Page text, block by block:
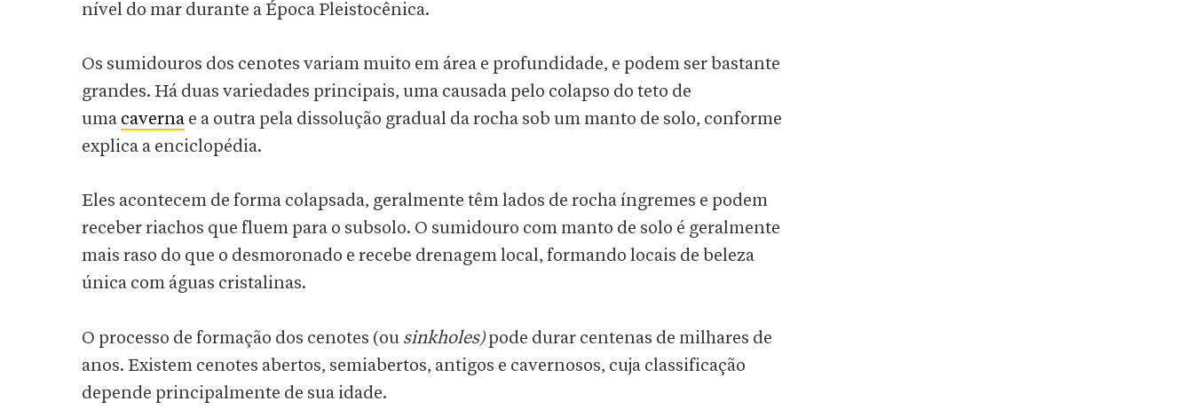
nível do mar durante a Época Pleistocênica.
Os sumidouros dos cenotes variam muito em área e profundidade, e podem ser bastante
grandes. Há duas variedades principais, uma causada pelo colapso do teto de
uma caverna e a outra pela dissolução gradual da rocha sob um manto de solo, conforme
explica a enciclopédia.
Eles acontecem de forma colapsada, geralmente têm lados de rocha íngremes e podem
receber riachos que fluem para o subsolo. O sumidouro com manto de solo é geralmente
mais raso do que o desmoronado e recebe drenagem local, formando locais de beleza
única com águas cristalinas.
O processo de formação dos cenotes (ou sinkholes)pode durar centenas de milhares de
anos. Existem cenotes abertos, semiabertos, antigos e cavernosos, cuja classificação
depende principalmente de sua idade.